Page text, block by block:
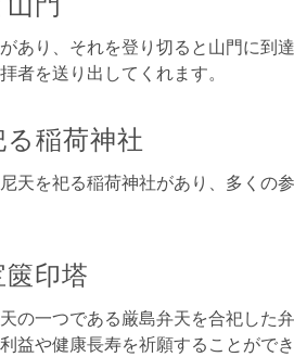
あり、それを登り切ると山門に到
者を送り出してくれます。
稲荷神社
天を祀る稲荷神社があり、多くの
印塔
の一つである厳島弁天を合祀した
益や健康長寿を祈願することができ